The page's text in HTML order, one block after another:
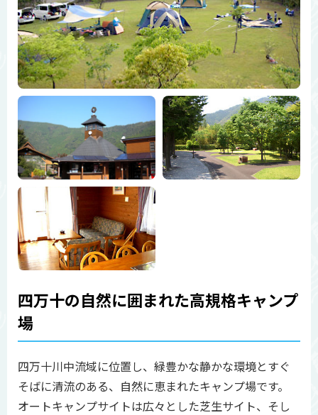
四万十の自然に囲まれた高規格キャンプ
場
四万十川中流域に位置し、緑豊かな静かな環境とすぐ
そばに清流のある、自然に恵まれたキャンプ場です。
オートキャンプサイトは広々とした芝生サイト、そし